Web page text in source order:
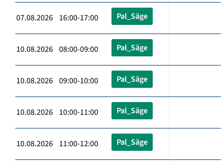
07.08.2026 16:00-17:00 Pal_Säge
10.08.2026 08:00-09:00 Pal_Säge
10.08.2026 09:00-10:00 Pal_Säge
10.08.2026 10:00-11:00 Pal_Säge
10.08.2026 11:00-12:00 Pal_Säge